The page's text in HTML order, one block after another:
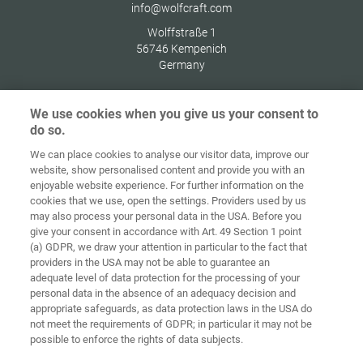
info@wolfcraft.com
Wolffstraße 1
56746 Kempenich
Germany
Početna Kontakt Impresum
Zaštita
podataka
Opći uvjeti
poslovanja
Smjernice za
kolačiće Prijava
Accessibility
Statement
Postavke za kolačiće
We use cookies when you give us your consent to
do so.
We can place cookies to analyse our visitor data, improve our
website, show personalised content and provide you with an
enjoyable website experience. For further information on the
cookies that we use, open the settings. Providers used by us
may also process your personal data in the USA. Before you
give your consent in accordance with Art. 49 Section 1 point
(a) GDPR, we draw your attention in particular to the fact that
providers in the USA may not be able to guarantee an
adequate level of data protection for the processing of your
personal data in the absence of an adequacy decision and
appropriate safeguards, as data protection laws in the USA do
not meet the requirements of GDPR; in particular it may not be
possible to enforce the rights of data subjects.